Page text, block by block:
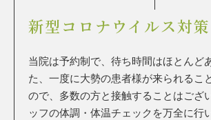
新型コロナウイルス対策
当院は予約制で、待ち時間はほとんど
た、一度に大勢の患者様が来られるこ
ので、多数の方と接触することはござ
ッフの体調・体温チェックを万全に行